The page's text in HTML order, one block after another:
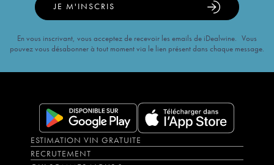
JE M'INSCRIS
En vous inscrivant, vous acceptez de recevoir les emails de iDealwine. Vous
pouvez vous désabonner à tout moment via le lien présent dans chaque message.
ESTIMATION VIN GRATUITE
RECRUTEMENT